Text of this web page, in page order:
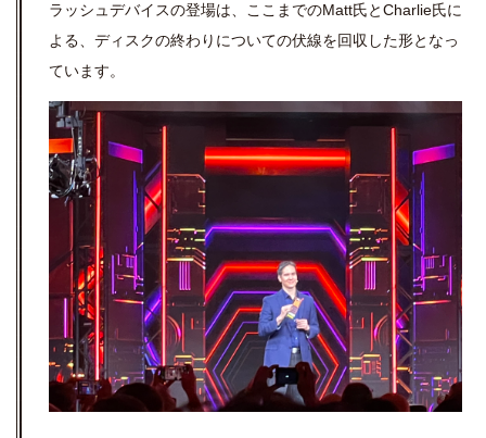
ラッシュデバイスの登場は、ここまでのMatt氏とCharlie氏に
よる、ディスクの終わりについての伏線を回収した形となっ
ています。